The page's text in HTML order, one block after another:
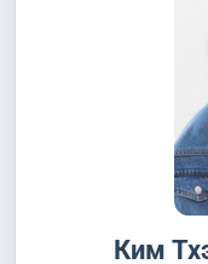
Ким